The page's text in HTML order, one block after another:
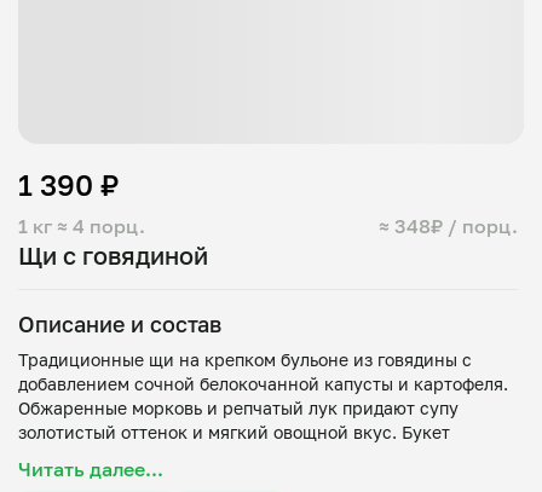
Щи с говядиной
1 кг ≈ 4 порц. ≈ 348₽ / порц.
1 390 ₽
Описание и состав
Традиционные щи на крепком бульоне из говядины с
добавлением сочной белокочанной капусты и картофеля.
Обжаренные морковь и репчатый лук придают супу
золотистый оттенок и мягкий овощной вкус. Букет
узнаваемый домашний аромат.
Читать далее...